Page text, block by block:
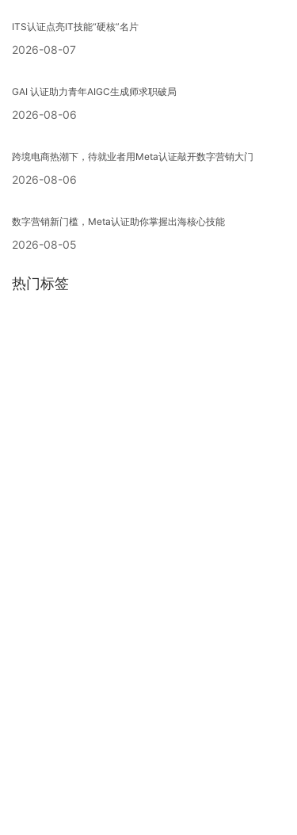
ITS认证点亮IT技能“硬核”名片
2026-08-07
GAI 认证助力青年AIGC生成师求职破局
2026-08-06
跨境电商热潮下，待就业者用Meta认证敲开数字营销大门
2026-08-06
数字营销新门槛，Meta认证助你掌握出海核心技能
2026-08-05
热门标签